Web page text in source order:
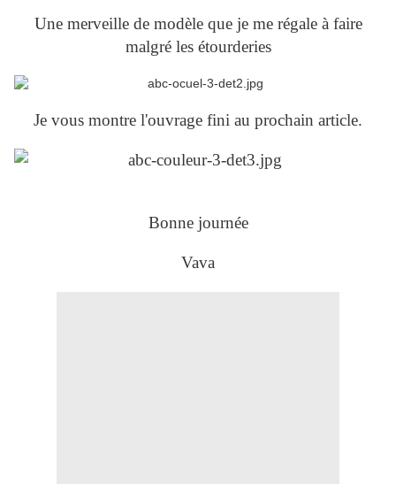
Une merveille de modèle que je me régale à faire
malgré les étourderies
Je vous montre l'ouvrage fini au prochain article.
Bonne journée
Vava